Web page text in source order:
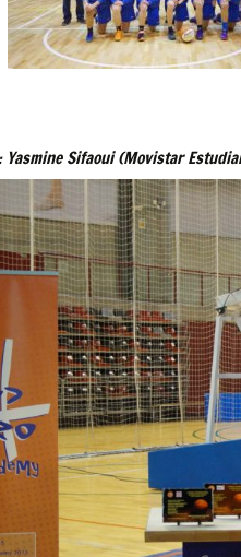
Yasmine Sifaoui (Movistar